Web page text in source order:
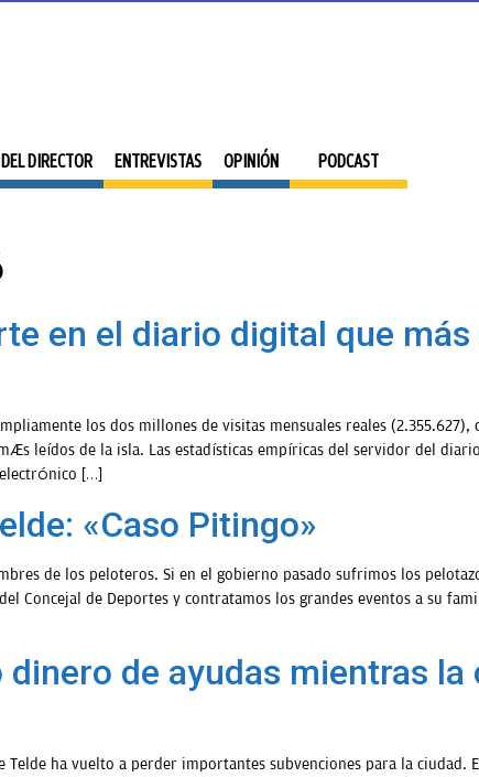
DIRECTOR ENTREVISTAS OPINIÓN PODCAST
en el diario digital que
los dos millones de visitas mensuales reales (2.355.627),
leídos de la isla. Las estadísticas empíricas del servidor del diario
[…]
«Caso Pitingo»
de los peloteros. Si en el gobierno pasado sufrimos los
Concejal de Deportes y contratamos los grandes eventos a su
de ayudas mientras la
Telde ha vuelto a perder importantes subvenciones para la ciudad.